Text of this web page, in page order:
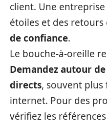
client. Une entreprise
étoiles et des retours
de confiance.
Le bouche-à-oreille
Demandez autour
directs, souvent plus
internet. Pour des
vérifiez les